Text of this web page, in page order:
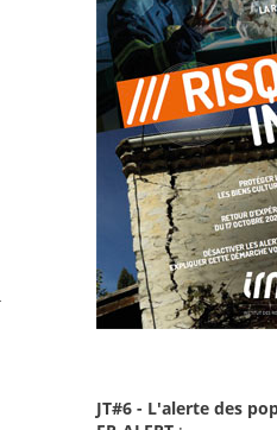
JT#6 - L'alerte des